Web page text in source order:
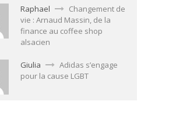
Raphael
Changement de
vie : Arnaud Massin, de la
finance au coffee shop
alsacien
Giulia
Adidas s’engage
pour la cause LGBT